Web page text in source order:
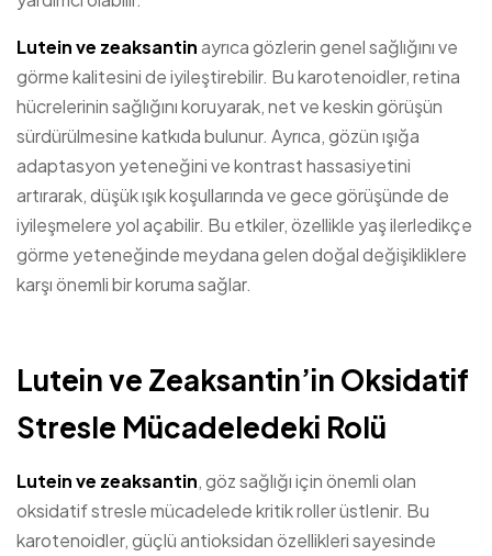
Lutein ve zeaksantinayrıca gözlerin genel sağlığını ve
görme kalitesini de iyileştirebilir. Bu karotenoidler, retina
hücrelerinin sağlığını koruyarak, net ve keskin görüşün
sürdürülmesine katkıda bulunur. Ayrıca, gözün ışığa
adaptasyon yeteneğini ve kontrast hassasiyetini
artırarak, düşük ışık koşullarında ve gece görüşünde de
iyileşmelere yol açabilir. Bu etkiler, özellikle yaş ilerledikçe
görme yeteneğinde meydana gelen doğal değişikliklere
karşı önemli bir koruma sağlar.
Lutein ve Zeaksantin’in Oksidatif
Stresle Mücadeledeki Rolü
Lutein ve zeaksantin, göz sağlığı için önemli olan
oksidatif stresle mücadelede kritik roller üstlenir. Bu
karotenoidler, güçlü antioksidan özellikleri sayesinde